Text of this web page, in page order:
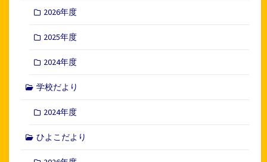
2026年度
2025年度
2024年度
学校だより
2024年度
ひよこだより